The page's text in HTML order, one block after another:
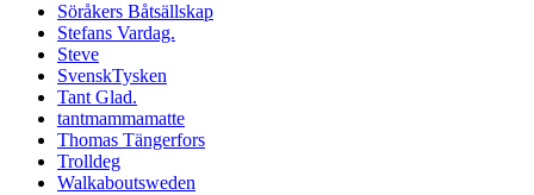
Söråkers Båtsällskap
Stefans Vardag.
Steve
SvenskTysken
Tant Glad.
tantmammamatte
Thomas Tängerfors
Trolldeg
Walkaboutsweden